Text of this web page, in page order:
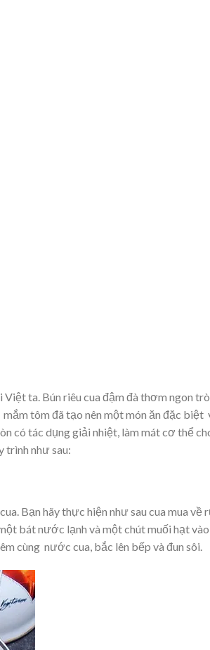
ta. Bún riêu cua đậm đà thơm ngon
tôm đã tạo nên một món ăn đặc biệt
có tác dụng giải nhiệt, làm mát cơ thể
trình như sau:
Bạn hãy thực hiện như sau cua mua về
bát nước lạnh và một chút muối hạt
cùng nước cua, bắc lên bếp và đun sôi.